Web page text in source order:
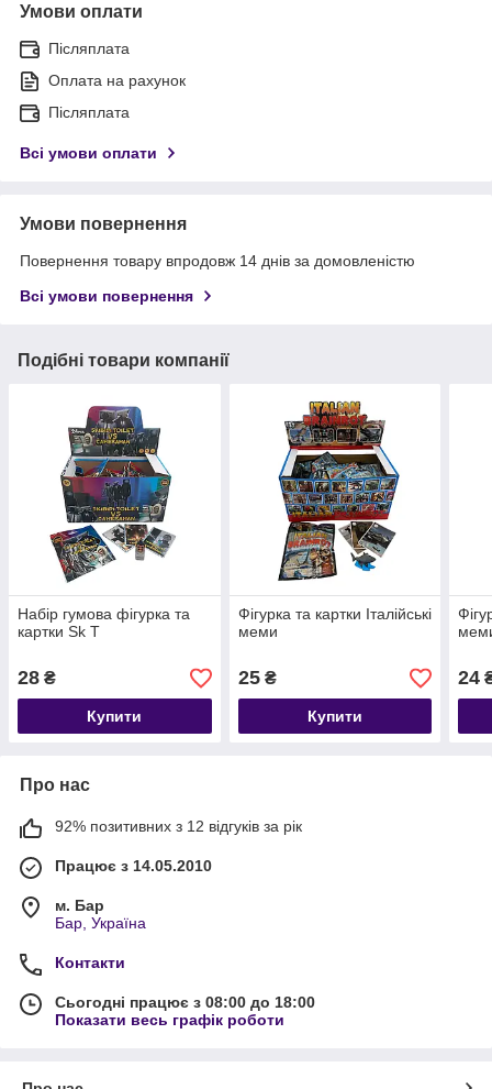
Умови оплати
Післяплата
Оплата на рахунок
Післяплата
Всі умови оплати
Умови повернення
Повернення товару впродовж 14 днів за домовленістю
Всі умови повернення
Подібні товари компанії
Набір гумова фігурка та
картки Sk T
28 ₴
Купити
Фігурка та картки Італійські
меми
25₴
Купити
24
Про нас
92% позитивних з 12 відгуків за рік
Працює з 14.05.2010
м. Бар
Бар, Україна
Контакти
Сьогодні працює з 08:00 до 18:00
Показати весь графік роботи